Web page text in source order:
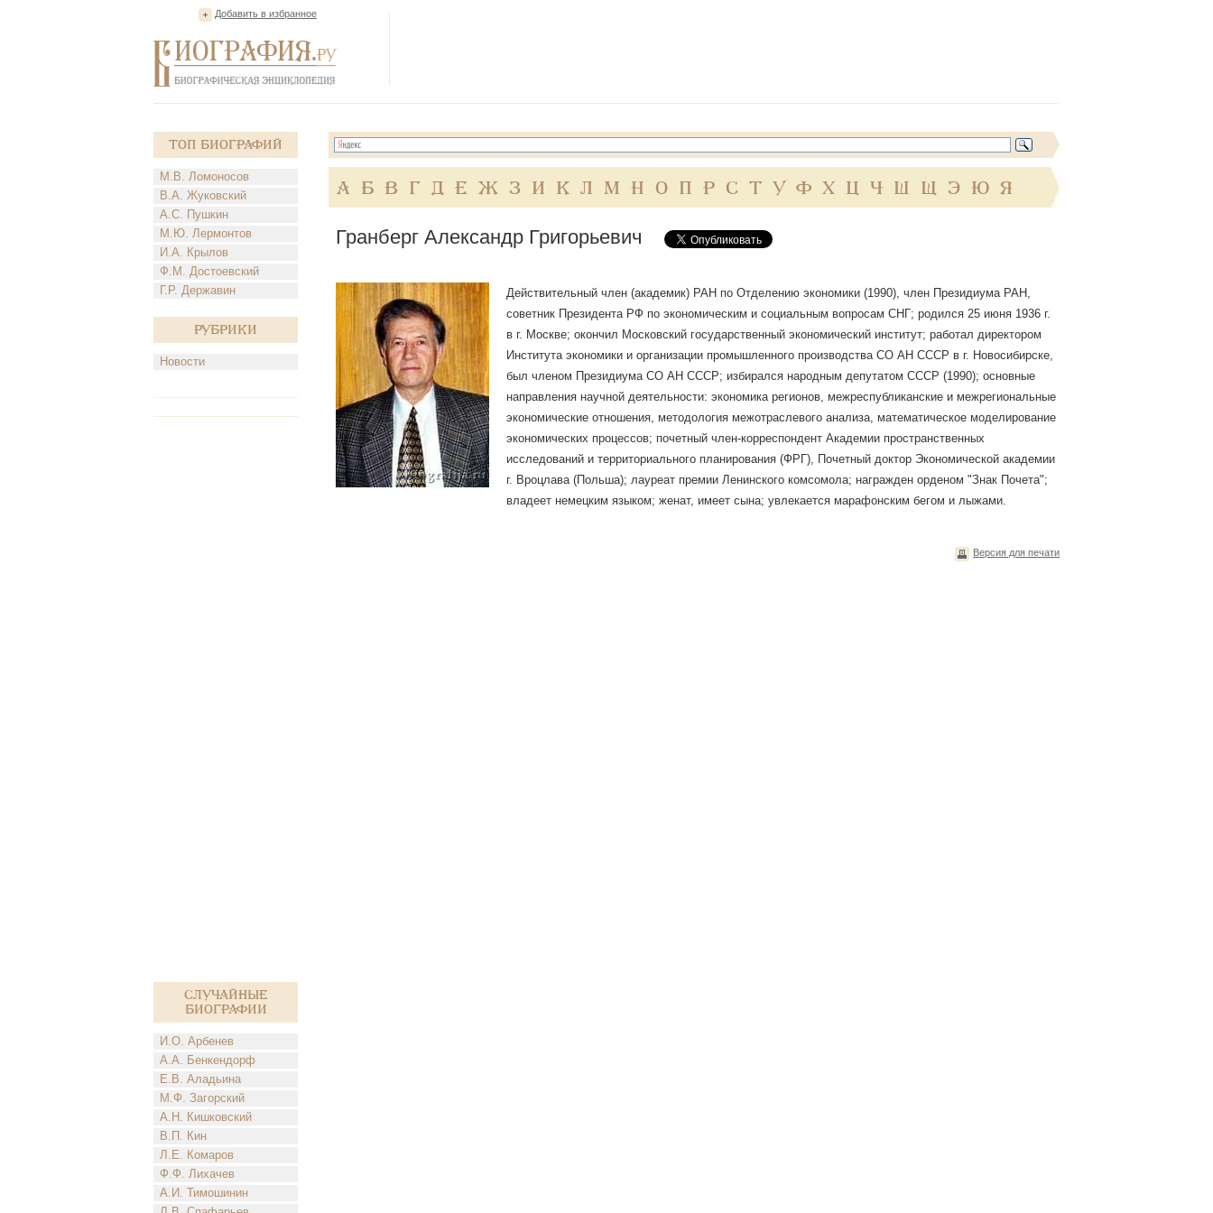
Добавить в избранное
Топ Биографий
М.В. Ломоносов
В.А. Жуковский
А.С. Пушкин
М.Ю. Лермонтов
И.А. Крылов
Ф.М. Достоевский
Г.Р. Державин
Рубрики
Новости
Случайные
биографии
И.О. Арбенев
А.А. Бенкендорф
Е.В. Аладьина
М.Ф. Загорский
А.Н. Кишковский
В.П. Кин
Л.Е. Комаров
Ф.Ф. Лихачев
А.И. Тимошинин
А Б В Г Д Е Ж З И К Л М Н О П Р С Т У Ф Х Ц Ч Ш Щ Э Ю Я
Гранберг Александр Григорьевич
Действительный член (академик) РАН по Отделению экономики (1990), член Президиума РАН,
советник Президента РФ по экономическим и социальным вопросам СНГ; родился 25 июня 1936 г.
в г. Москве; окончил Московский государственный экономический институт; работал директором
Института экономики и организации промышленного производства СО АН СССР в г. Новосибирске,
был членом Президиума СО АН СССР; избирался народным депутатом СССР (1990); основные
направления научной деятельности: экономика регионов, межреспубликанские и межрегиональные
экономические отношения, методология межотраслевого анализа, математическое моделирование
экономических процессов; почетный член-корреспондент Академии пространственных
исследований и территориального планирования (ФРГ), Почетный доктор Экономической академии
г. Вроцлава (Польша); лауреат премии Ленинского комсомола; награжден орденом "Знак Почета";
владеет немецким языком; женат, имеет сына; увлекается марафонским бегом и лыжами.
Версия для печати